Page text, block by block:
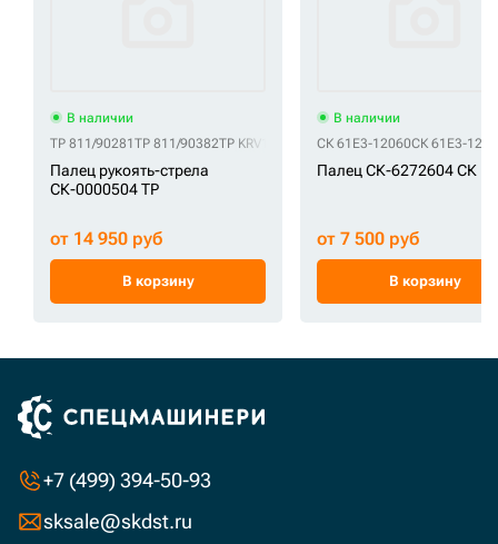
В наличии
TP 811/90281 TP 811/90382TP KRV1380
Палец рукоять-стрела
СК-0000504 TP
от 14 950 руб
В корзину
В наличии
СК 61E3-12060СК 61E3-
Палец СК-6272604 СК
от 7 500 руб
В корзину
+7 (499) 394-50-93
sksale@skdst.ru